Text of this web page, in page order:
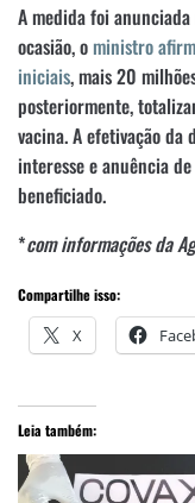
A medida foi
ocasião, oministro
iniciais, mais 20
posteriormente,
vacina. A efetivação da
interesse e anuência
beneficiado.
*com informações da
Compartilhe isso:
X
Leia também: